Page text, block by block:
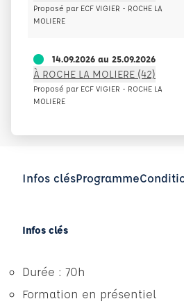
Proposé par ECF VIGIER - ROCHE LA
MOLIERE
14.09.2026 au 25.09.2026
À ROCHE LA MOLIERE (42)
Proposé par ECF VIGIER - ROCHE LA
MOLIERE
Infos clésProgramme
Infos clés
Durée : 70h
Formation en présentiel